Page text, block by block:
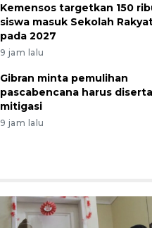
Kemensos targetkan 150
siswa masuk Sekolah
pada 2027
9 jam lalu
Gibran minta pemulihan
pascabencana harus
mitigasi
9 jam lalu